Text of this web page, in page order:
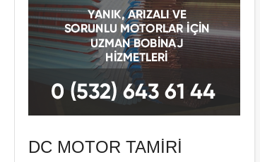
DC MOTOR TAMIRI